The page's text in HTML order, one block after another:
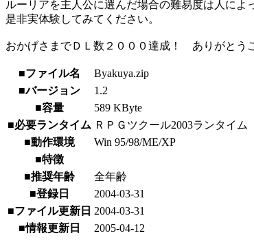
ルーリアを主人公に選んだ場合の難易度は人によ
是非実体験してみてください。
おかげさまでＤＬ数２０００達成！ ありがとう
■ファイル名
Byakuya.zip
■バージョン
1.2
■容量
589 KByte
■必要ランタイム ＲＰＧツクール2003ランタイム
■動作環境
Win 95/98/ME/XP
■特徴
■推奨年齢
全年齢
■登録日
2004-03-31
■ファイル更新日 2004-03-31
■情報更新日
2005-04-12